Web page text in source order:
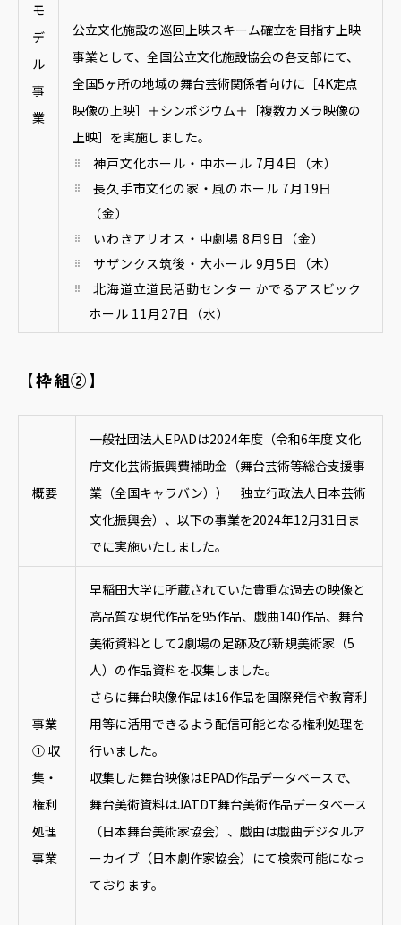
モ
デ
ル
事
業
公立文化施設の巡回上映スキーム確立を目指す上映
事業として、全国公立文化施設協会の各支部にて、
全国5ヶ所の地域の舞台芸術関係者向けに［4K定点
映像の上映］＋シンポジウム＋［複数カメラ映像の
上映］を実施しました。
神戸文化ホール・中ホール 7月4日（木）
長久手市文化の家・風のホール 7月19日
（金）
いわきアリオス・中劇場 8月9日（金）
サザンクス筑後・大ホール 9月5日（木）
北海道立道民活動センター かでるアスビック
ホール 11月27日（水）
【枠組②】
概要
一般社団法人EPADは2024年度（令和6年度 文化
庁文化芸術振興費補助金（舞台芸術等総合支援事
業（全国キャラバン））｜独立行政法人日本芸術
文化振興会）、以下の事業を2024年12月31日ま
でに実施いたしました。
事業
① 収
集・
権利
処理
事業
早稲田大学に所蔵されていた貴重な過去の映像と
高品質な現代作品を95作品、戯曲140作品、舞台
美術資料として2劇場の足跡及び新規美術家（5
人）の作品資料を収集しました。
さらに舞台映像作品は16作品を国際発信や教育利
用等に活用できるよう配信可能となる権利処理を
行いました。
収集した舞台映像はEPAD作品データベースで、
舞台美術資料はJATDT舞台美術作品データベース
（日本舞台美術家協会）、戯曲は戯曲デジタルア
ーカイブ（日本劇作家協会）にて検索可能になっ
ております。